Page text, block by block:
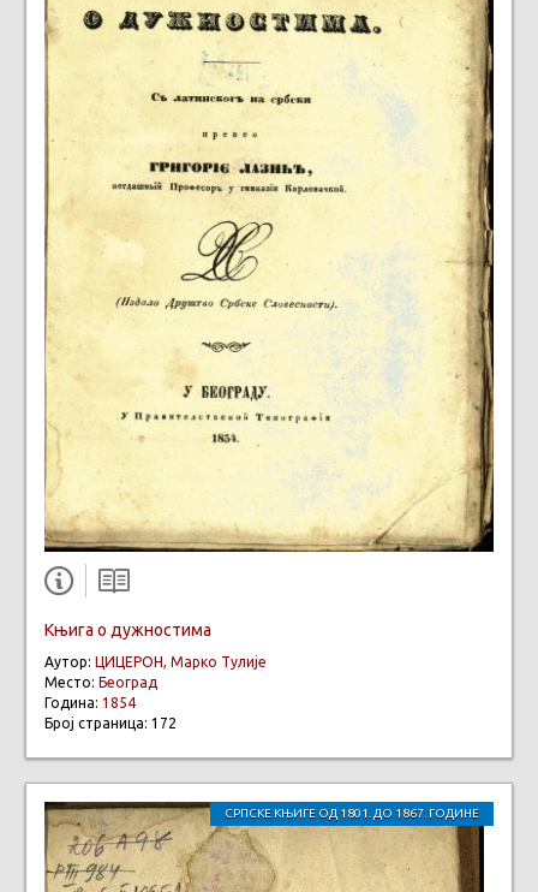
Књига о дужностима
Аутор: ЦИЦЕРОН, Марко Тулије
Место: Београд
Година: 1854
Број страница: 172
СРПСКЕ КЊИГЕ ОД 1801. ДО 1867. ГОДИНЕ